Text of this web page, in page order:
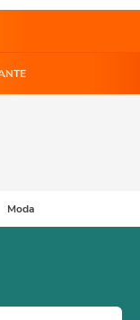
Moda